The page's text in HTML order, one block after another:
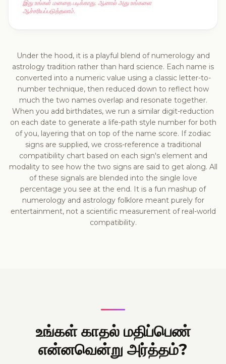
இது உங்கள் மனதை படிக்காது. ஆனால் அது உங்களை
ஆச்சரியப்படுத்தலாம்.
Under the hood, it is a playful blend of numerology and
astrology tradition rather than hard science. Each name is
converted into a numeric value using a classic letter-to-
number technique, then reduced down to reflect how
much the two names overlap and resonate together.
When you add birthdates, we run a similar digit-reduction
on each date to generate a life-path style number for both
of you, layering that on top of the name score. If zodiac
signs are supplied, we cross-reference a traditional
compatibility chart based on each sign's element and
modality to see how the two signs are said to get along. All
of these signals are blended into the single love
percentage you see at the end. It is a fun mashup of
numerology and astrology folklore meant purely for
entertainment, not a scientific measurement of real-world
compatibility.
உங்கள் காதல் மதிப்பெண்
என்னவென்று அர்த்தம்?